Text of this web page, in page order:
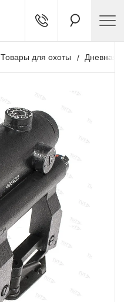
Товары для охоты Дневная